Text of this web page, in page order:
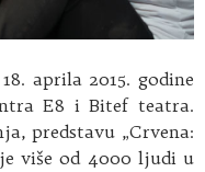
aprila 2015. godine
E8 i Bitef teatra.
predstavu „Crvena:
više od 4000 ljudi u